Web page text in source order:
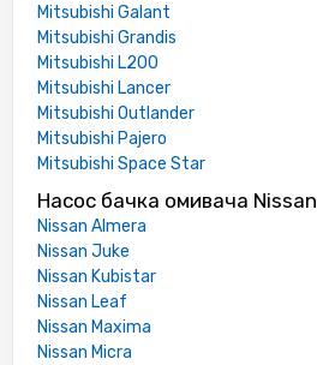
Mitsubishi Galant
Mitsubishi Grandis
Mitsubishi L200
Mitsubishi Lancer
Mitsubishi Outlander
Mitsubishi Pajero
Mitsubishi Space Star
Насос бачка омивача Nissan
Nissan Almera
Nissan Juke
Nissan Kubistar
Nissan Leaf
Nissan Maxima
Nissan Micra